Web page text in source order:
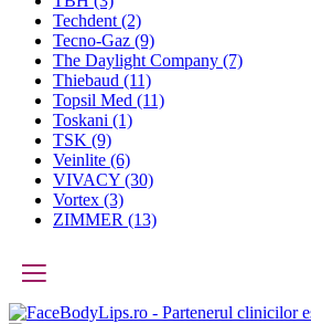
Techdent (2)
Tecno-Gaz (9)
The Daylight Company (7)
Thiebaud (11)
Topsil Med (11)
Toskani (1)
TSK (9)
Veinlite (6)
VIVACY (30)
Vortex (3)
ZIMMER (13)